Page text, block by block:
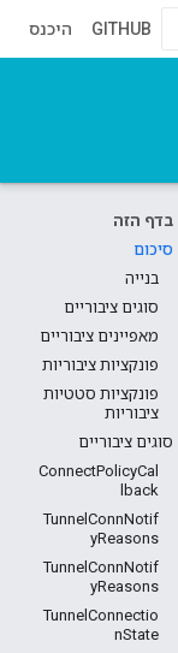
GITHUB היכנס
בדף הזה
סיכום
בנייה
סוגים ציבוריים
מאפיינים ציבוריים
פונקציות ציבוריות
פונקציות סטטיות
ציבוריות
סוגים ציבוריים
ConnectPolicyCal
lback
TunnelConnNotif
yReasons
TunnelConnNotif
yReasons
TunnelConnectio
nState